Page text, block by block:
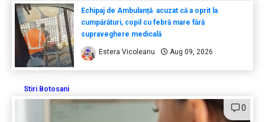
Echipaj de Ambulanță acuzat că a oprit la
cumpărături, copil cu febră mare fără
supraveghere medicală
Estera Vicoleanu Aug 09, 2026
Stiri Botosani
0